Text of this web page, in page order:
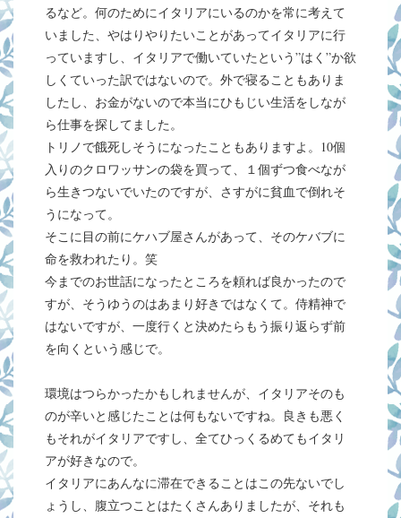
るなど。何のためにイタリアにいるのかを常に考えて
いました、やはりやりたいことがあってイタリアに行
っていますし、イタリアで働いていたという”はく”か欲
しくていった訳ではないので。外で寝ることもありま
したし、お金がないので本当にひもじい生活をしなが
ら仕事を探してました。
トリノで餓死しそうになったこともありますよ。10個
入りのクロワッサンの袋を買って、１個ずつ食べなが
ら生きつないでいたのですが、さすがに貧血で倒れそ
うになって。
そこに目の前にケハブ屋さんがあって、そのケバブに
命を救われたり。笑
今までのお世話になったところを頼れば良かったので
すが、そうゆうのはあまり好きではなくて。侍精神で
はないですが、一度行くと決めたらもう振り返らず前
を向くという感じで。
環境はつらかったかもしれませんが、イタリアそのも
のが辛いと感じたことは何もないですね。良きも悪く
もそれがイタリアですし、全てひっくるめてもイタリ
アが好きなので。
イタリアにあんなに滞在できることはこの先ないでし
ょうし、腹立つことはたくさんありましたが、それも